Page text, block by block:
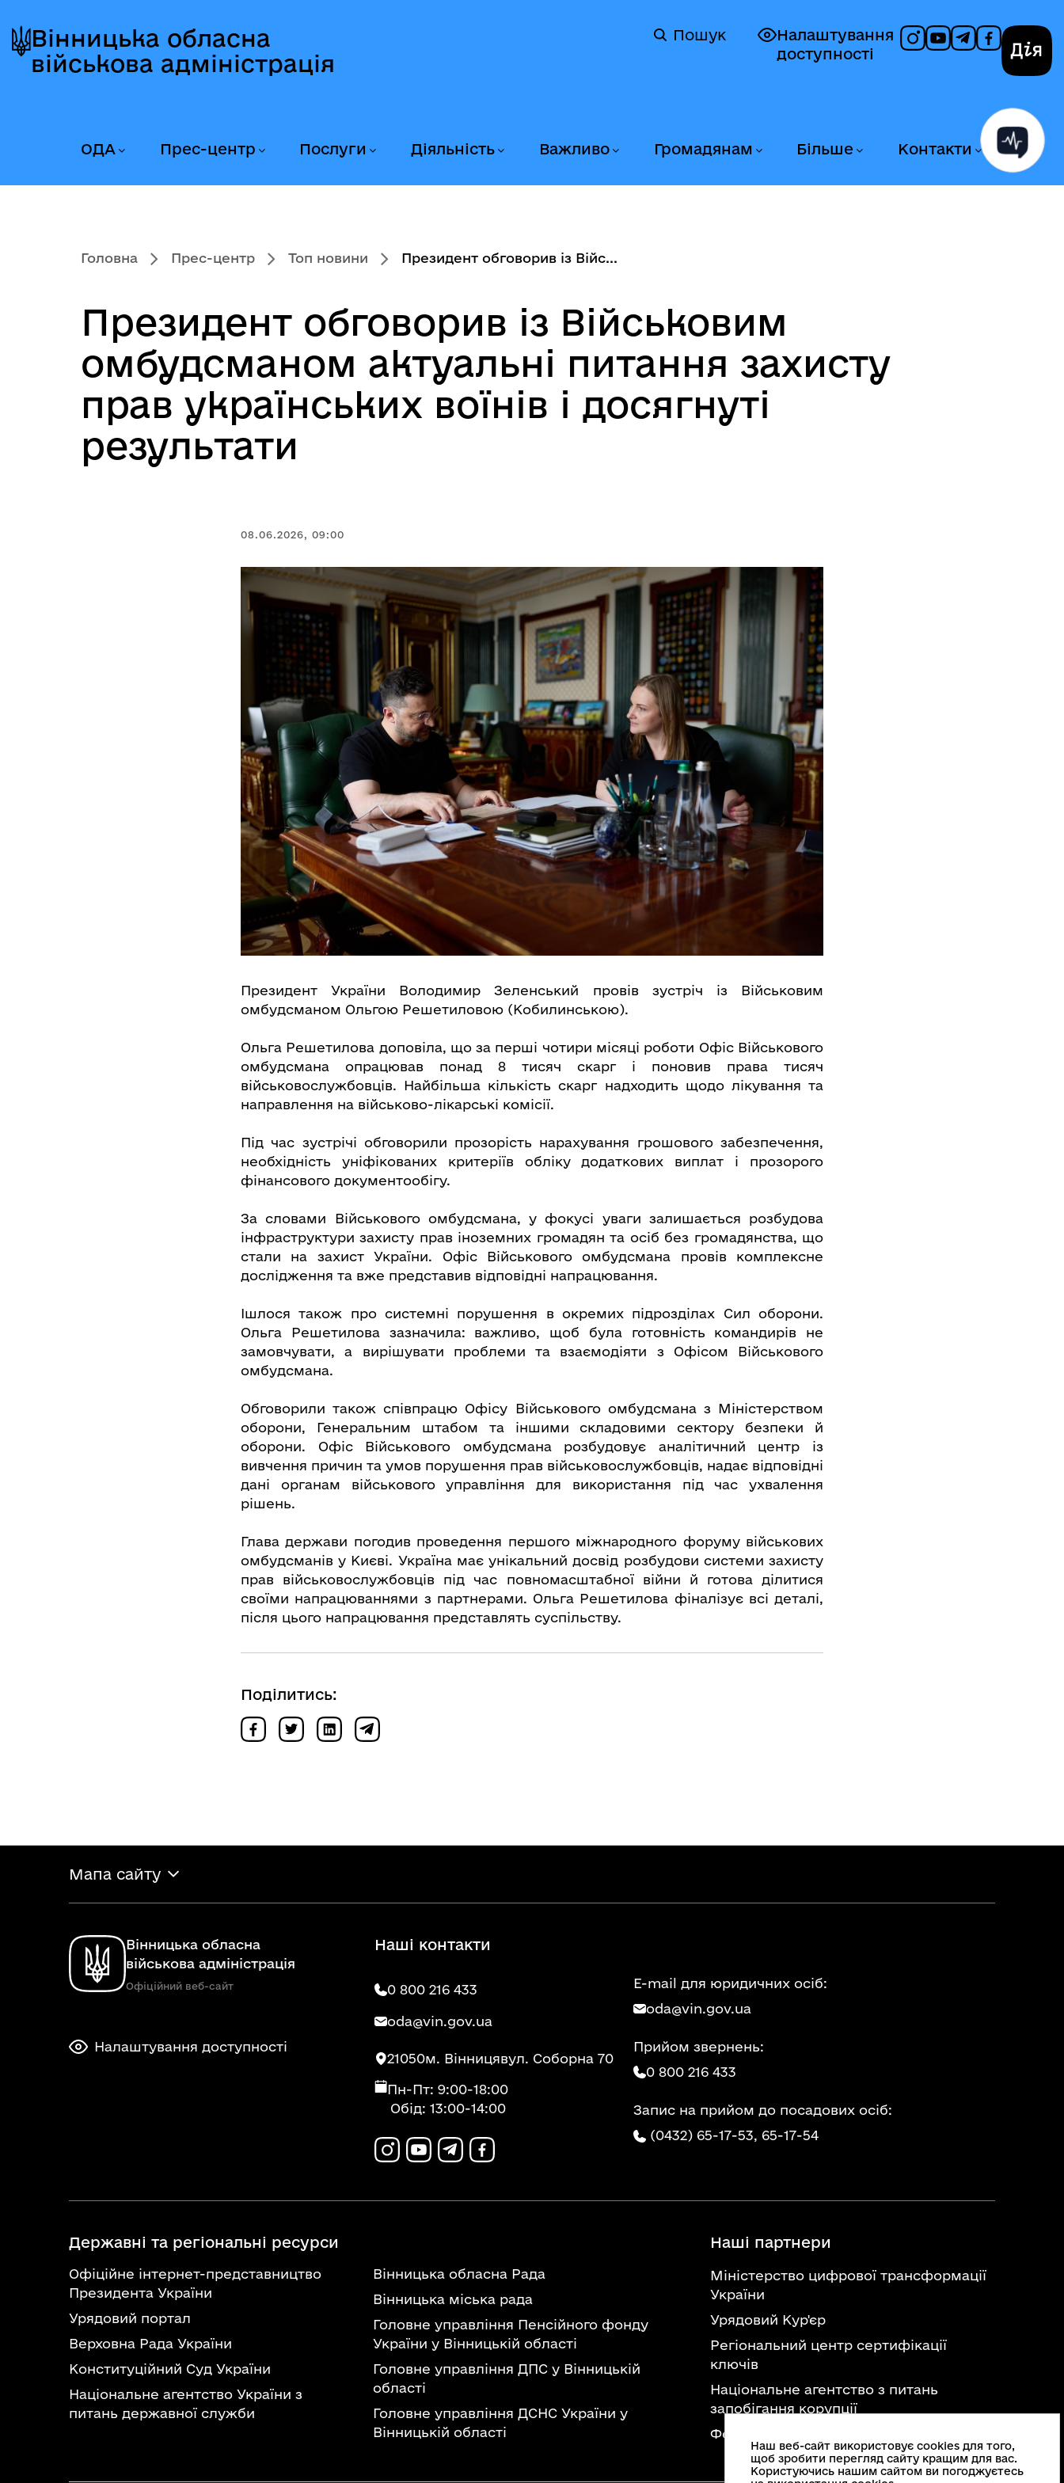
до
головного
до
головного
вмісту
до
головного
колонтитула
Вінницька обласна
військова адміністрація
Налаштування
доступності
Пошук
ОДА Прес-центр Послуги Діяльність Важливо Громадянам Більше Контакти
Головна Прес-центр Топ новини Президент обговорив із Війс...
Президент обговорив із Військовим
омбудсманом актуальні питання захисту
прав українських воїнів і досягнуті
результати
08.06.2026, 09:00
Президент України Володимир Зеленський провів зустріч із Військовим
омбудсманом Ольгою Решетиловою (Кобилинською).
Ольга Решетилова доповіла, що за перші чотири місяці роботи Офіс Військового
омбудсмана опрацював понад 8 тисяч скарг і поновив права тисяч
військовослужбовців. Найбільша кількість скарг надходить щодо лікування та
направлення на військово-лікарські комісії.
Під час зустрічі обговорили прозорість нарахування грошового забезпечення,
необхідність уніфікованих критеріїв обліку додаткових виплат і прозорого
фінансового документообігу.
За словами Військового омбудсмана, у фокусі уваги залишається розбудова
інфраструктури захисту прав іноземних громадян та осіб без громадянства, що
стали на захист України. Офіс Військового омбудсмана провів комплексне
дослідження та вже представив відповідні напрацювання.
Ішлося також про системні порушення в окремих підрозділах Сил оборони.
Ольга Решетилова зазначила: важливо, щоб була готовність командирів не
замовчувати, а вирішувати проблеми та взаємодіяти з Офісом Військового
омбудсмана.
Обговорили також співпрацю Офісу Військового омбудсмана з Міністерством
оборони, Генеральним штабом та іншими складовими сектору безпеки й
оборони. Офіс Військового омбудсмана розбудовує аналітичний центр із
вивчення причин та умов порушення прав військовослужбовців, надає відповідні
дані органам військового управління для використання під час ухвалення
рішень.
Глава держави погодив проведення першого міжнародного форуму військових
омбудсманів у Києві. Україна має унікальний досвід розбудови системи захисту
прав військовослужбовців під час повномасштабної війни й готова ділитися
своїми напрацюваннями з партнерами. Ольга Решетилова фіналізує всі деталі,
після цього напрацювання представлять суспільству.
Поділитись:
Мапа сайту
Вінницька обласна
військова адміністрація
Офіційний веб-сайт
Налаштування доступності
Наші контакти
0 800 216 433
oda@vin.gov.ua
21050м. Вінницявул. Соборна 70
Пн-Пт: 9:00-18:00
Обід: 13:00-14:00
E-mail для юридичних осіб:
oda@vin.gov.ua
Прийом звернень:
0 800 216 433
Запис на прийом до посадових осіб:
(0432) 65-17-53, 65-17-54
Державні та регіональні ресурси
Офіційне інтернет-представництво
Президента України
Урядовий портал
Верховна Рада України
Конституційний Суд України
Національне агентство України з
питань державної служби
Вінницька обласна Рада
Вінницька міська рада
Головне управління Пенсійного фонду
України у Вінницькій області
Головне управління ДПС у Вінницькій
області
Головне управління ДСНС України у
Вінницькій області
Наші партнери
Міністерство цифрової трансформації
України
Урядовий Кур'єр
Регіональний центр сертифікації
ключів
Національне агентство з питань
запобігання корупції
Федерація професійних спілок України
Наш веб-сайт використовує cookies для того,
щоб зробити перегляд сайту кращим для вас.
Користуючись нашим сайтом ви погоджуєтесь